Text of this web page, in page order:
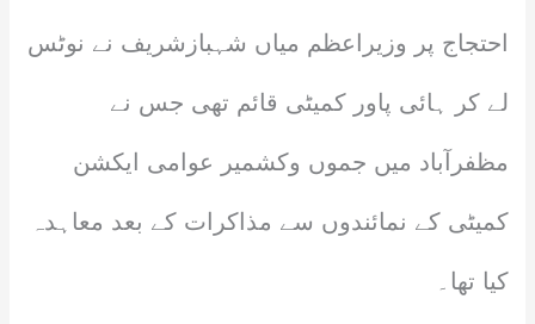
احتجاج پر وزیراعظم میاں شہبازشریف نے نوٹس
لے کر ہائی پاور کمیٹی قائم تھی جس نے
مظفرآباد میں جموں وکشمیر عوامی ایکشن
کمیٹی کے نمائندوں سے مذاکرات کے بعد معاہدہ
کیا تھا۔